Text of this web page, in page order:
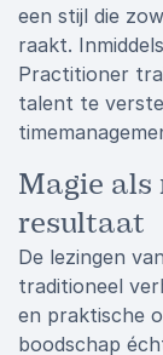
een stijl die
raakt.
Practitioner
talent te
Magie
resultaat
De lezingen
traditioneel
en praktische
boodschap